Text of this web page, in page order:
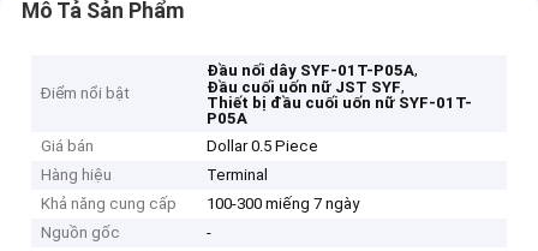
Mô Tả Sản Phẩm
Điểm nổi bật
Đầu nối dây SYF-01T-P05A,
Đầu cuối uốn nữ JST SYF,
Thiết bị đầu cuối uốn nữ SYF-01T-
P05A
Giá bán
Dollar 0.5 Piece
Hàng hiệu
Terminal
Khả năng cung cấp
100-300 miếng 7 ngày
Nguồn gốc
-